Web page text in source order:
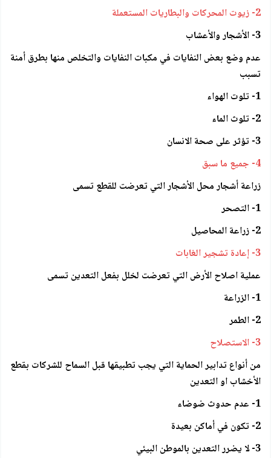
2- زيوت المحركات والبطاريات المستعملة
3- الأشجار والأعشاب
عدم وضع بعض النفايات في مكبات النفايات والتخلص منها بطرق أمنة
تسبب
1- تلوت الهواء
2- تلوث الماء
3- تؤثر على صحة الانسان
4- جميع ما سبق
زراعة أشجار محل الأشجار التي تعرضت للقطع تسمى
1- التصحر
2- زراعة المحاصيل
3- إعادة تشجير الغابات
عملية اصلاح الأرض التي تعرضت لخلل بفعل التعدين تسمى
1- الزراعة
2- الطمر
3- الاستصلاح
من أنواع تدابير الحماية التي يجب تطبيقها قبل السماح للشركات بقطع
الأخشاب او التعدين
1- عدم حدوث ضوضاء
2- تكون في أماكن بعيدة
3- لا يضرر التعدين بالموطن البيئي